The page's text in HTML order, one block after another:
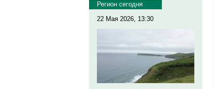
Регион сегодня
22 Мая 2026, 13:30